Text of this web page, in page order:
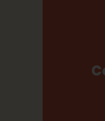
Queremos
de la
entidades
social y
relaciones